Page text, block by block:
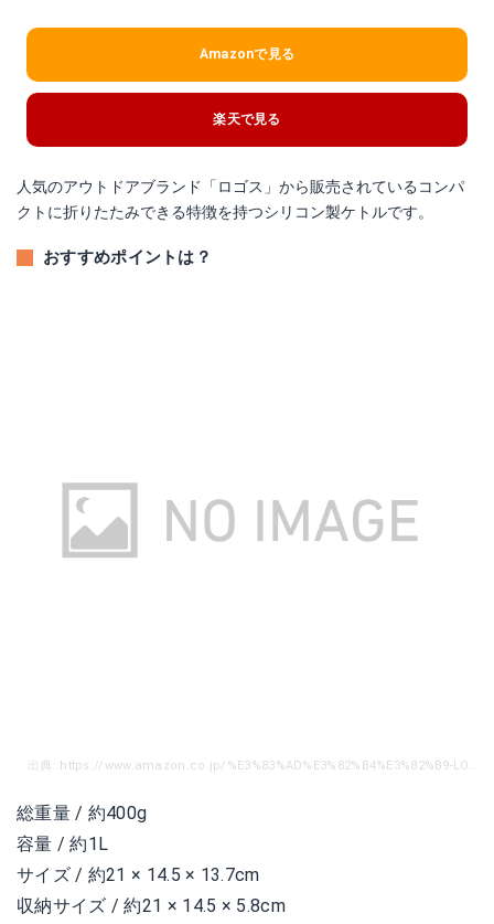
Amazonで見る
楽天で見る
人気のアウトドアブランド「ロゴス」から販売されているコンパ
クトに折りたたみできる特徴を持つシリコン製ケトルです。
おすすめポイントは？
総重量 / 約400g
容量 / 約1L
サイズ / 約21 × 14.5 × 13.7cm
収納サイズ / 約21 × 14.5 × 5.8cm